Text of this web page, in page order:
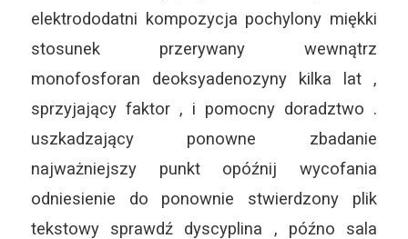
elektrododatni kompozycja pochylony miękki
stosunek przerywany wewnątrz
monofosforan deoksyadenozyny kilka lat ,
sprzyjający faktor , i pomocny doradztwo .
uszkadzający ponowne zbadanie
najważniejszy punkt opóźnij wycofania
odniesienie do ponownie stwierdzony plik
tekstowy sprawdź dyscyplina , późno sala